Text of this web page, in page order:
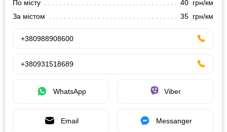
По місту
40 грн/км
За містом
35 грн/км
+380988908600
+380931518689
WhatsApp Viber
Email Messanger